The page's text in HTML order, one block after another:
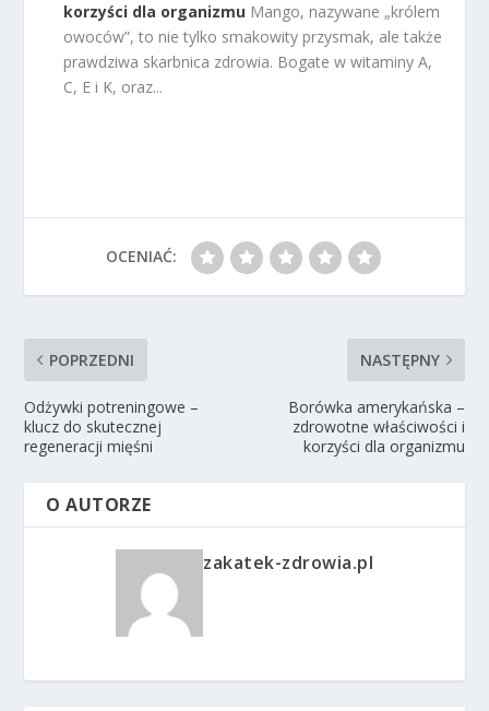
korzyści dla organizmu Mango, nazywane „królem
owoców”, to nie tylko smakowity przysmak, ale także
prawdziwa skarbnica zdrowia. Bogate w witaminy A,
C, E i K, oraz...
OCENIAĆ:
POPRZEDNI
Odżywki potreningowe –
klucz do skutecznej
regeneracji mięśni
NASTĘPNY
Borówka amerykańska –
zdrowotne właściwości i
korzyści dla organizmu
O AUTORZE
zakatek-zdrowia.pl